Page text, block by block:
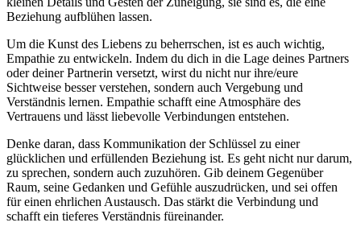
Beziehung aufblühen lassen.
Um die Kunst des Liebens zu beherrschen, ist es auch wichtig,
Empathie zu entwickeln. Indem du dich in die Lage deines Partners
oder deiner Partnerin versetzt, wirst du nicht nur ihre/eure
Sichtweise besser verstehen, sondern auch Vergebung und
Verständnis lernen. Empathie schafft eine Atmosphäre des
Vertrauens und lässt liebevolle Verbindungen entstehen.
Denke daran, dass Kommunikation der Schlüssel zu einer
glücklichen und erfüllenden Beziehung ist. Es geht nicht nur darum,
zu sprechen, sondern auch zuzuhören. Gib deinem Gegenüber
Raum, seine Gedanken und Gefühle auszudrücken, und sei offen
für einen ehrlichen Austausch. Das stärkt die Verbindung und
schafft ein tieferes Verständnis füreinander.